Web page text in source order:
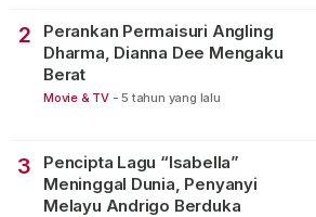
2
Perankan Permaisuri Angling
Dharma, Dianna Dee Mengaku
Berat
Movie & TV - 5 tahun yang lalu
3
Pencipta Lagu “Isabella”
Meninggal Dunia, Penyanyi
Melayu Andrigo Berduka